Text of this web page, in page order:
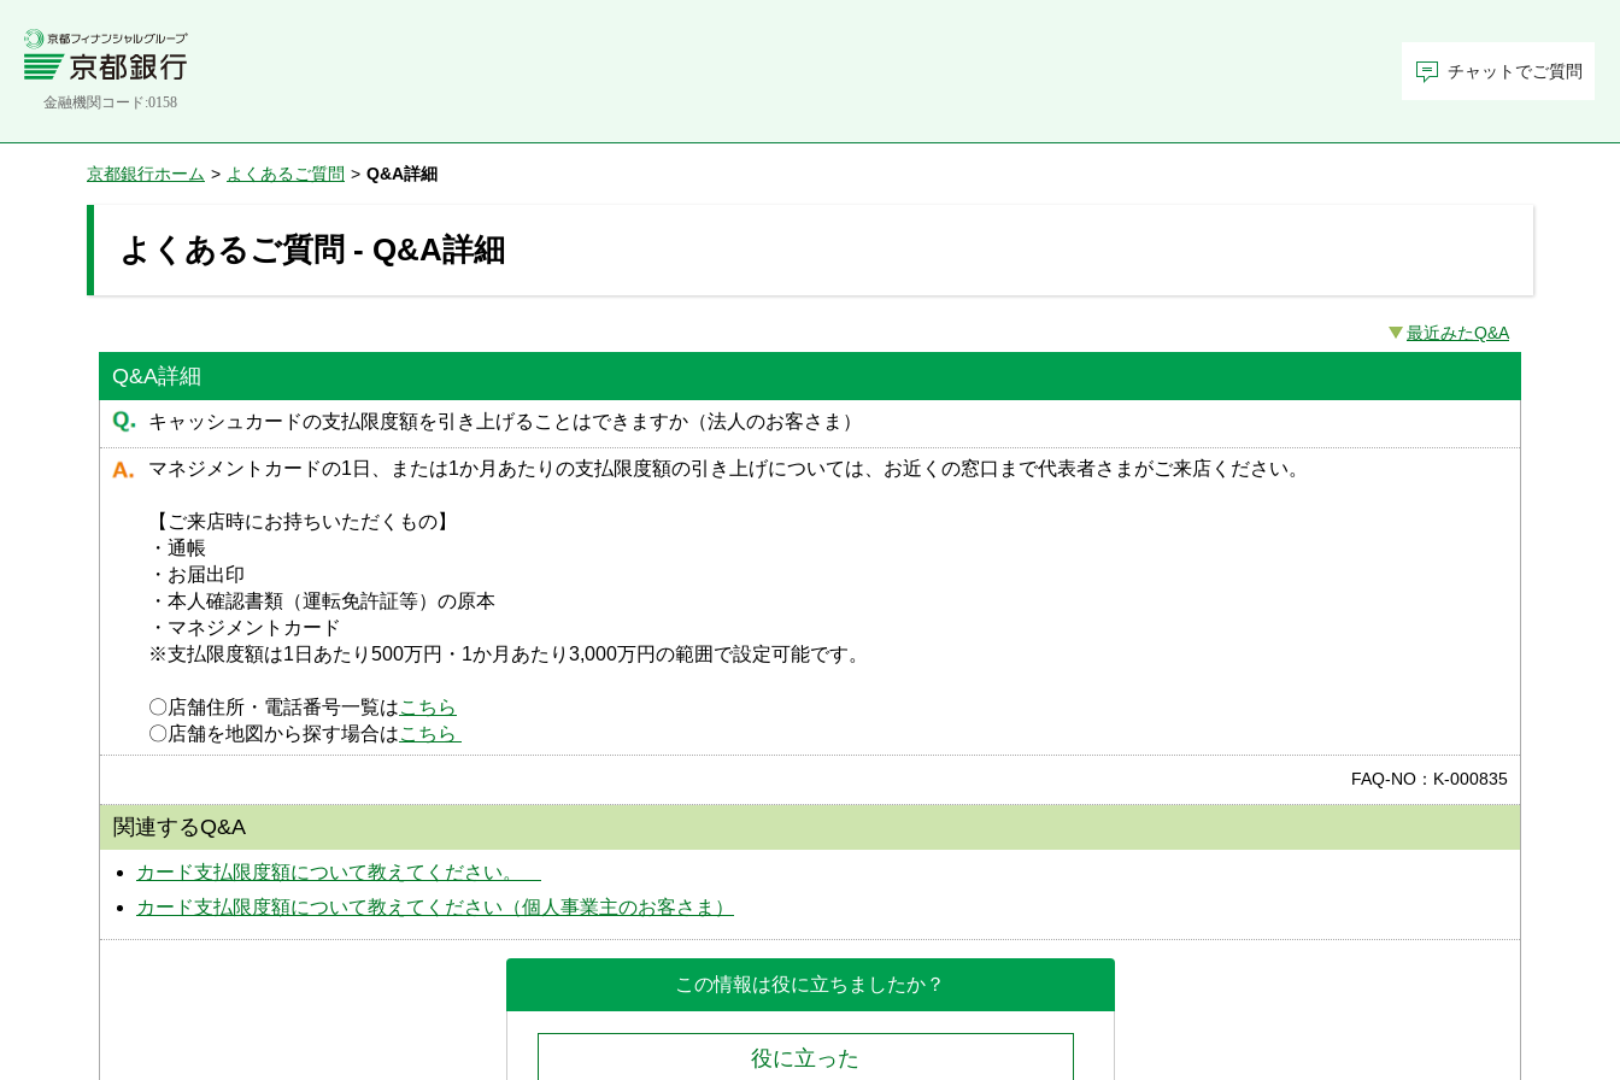
金融機関コード:0158
チャットでご質問
京都銀行ホーム > よくあるご質問 > Q&A詳細
よくあるご質問 - Q&A詳細
最近みたQ&A
Q&A詳細
キャッシュカードの支払限度額を引き上げることはできますか（法人のお客さま）
マネジメントカードの1日、または1か月あたりの支払限度額の引き上げについては、お近くの窓口まで代表者さまがご来店ください。
【ご来店時にお持ちいただくもの】
・通帳
・お届出印
・本人確認書類（運転免許証等）の原本
・マネジメントカード
※支払限度額は1日あたり500万円・1か月あたり3,000万円の範囲で設定可能です。
〇店舗住所・電話番号一覧はこちら
〇店舗を地図から探す場合はこちら
FAQ-NO：K-000835
関連するQ&A
カード支払限度額について教えてください。
カード支払限度額について教えてください（個人事業主のお客さま）
この情報は役に立ちましたか？
役に立った